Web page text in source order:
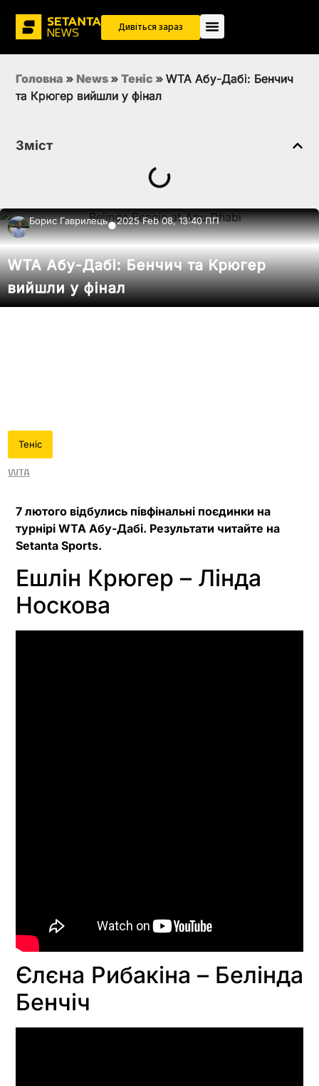
Дивіться зараз
Головна » News » Теніс » WTA Абу-Дабі: Бенчич
та Крюгер вийшли у фінал
Зміст
Борис Гаврилець●2025 Feb 08, 13:40 ПП
WTA Абу-Дабі: Бенчич та Крюгер
вийшли у фінал
Теніс
WTA
7 лютого відбулись півфінальні поєдинки на
турнірі WTA Абу-Дабі. Результати читайте на
Setanta Sports.
Ешлін Крюгер – Лінда
Носкова
Єлєна Рибакіна – Белінда
Бенчіч